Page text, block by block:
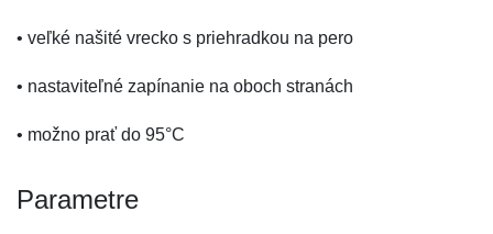
• veľké našité vrecko s priehradkou na pero
• nastaviteľné zapínanie na oboch stranách
• možno prať do 95°C
Parametre